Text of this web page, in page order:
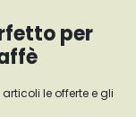
per
le offerte e gli